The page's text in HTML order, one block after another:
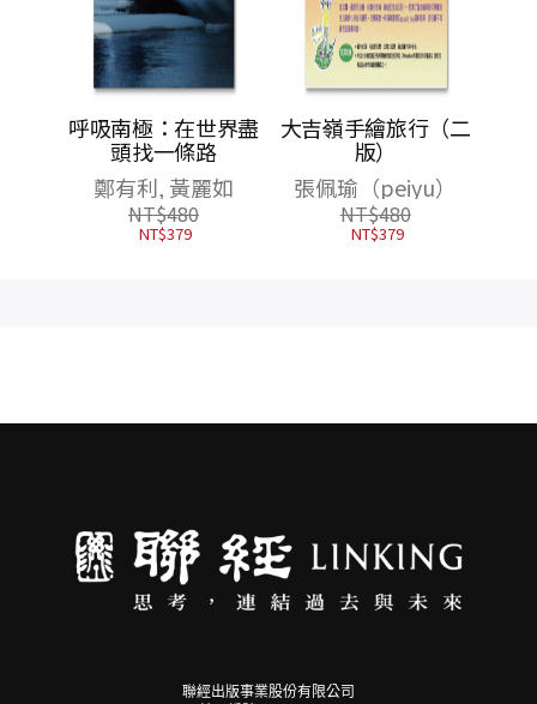
呼吸南極：在世界盡
頭找一條路
鄭有利, 黃麗如
NT$480
NT$379
大吉嶺手繪旅行（二
版）
張佩瑜（peiyu）
NT$480
NT$379
聯經出版事業股份有限公司